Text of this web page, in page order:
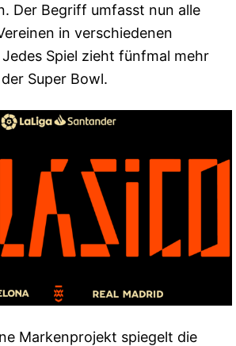
Der Begriff umfasst nun alle
in verschiedenen
Spiel zieht fünfmal mehr
Super Bowl.
Markenprojekt spiegelt die